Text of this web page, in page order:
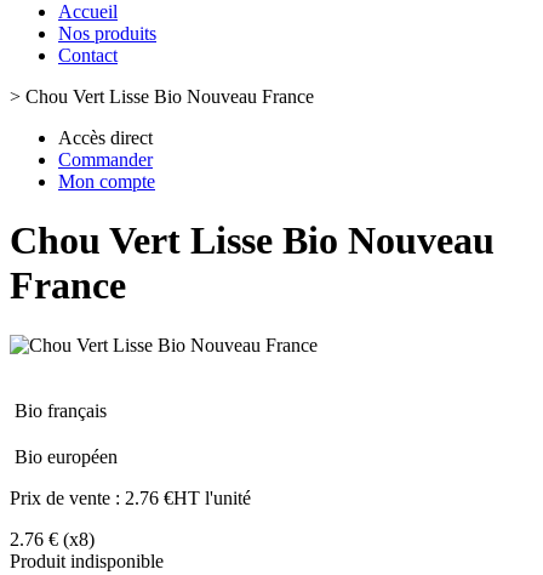
Accueil
Nos produits
Contact
> Chou Vert Lisse Bio Nouveau France
Accès direct
Commander
Mon compte
Chou Vert Lisse Bio Nouveau
France
Bio français
Bio européen
Prix de vente : 2.76 €HT l'unité
2.76 € (x8)
Produit indisponible